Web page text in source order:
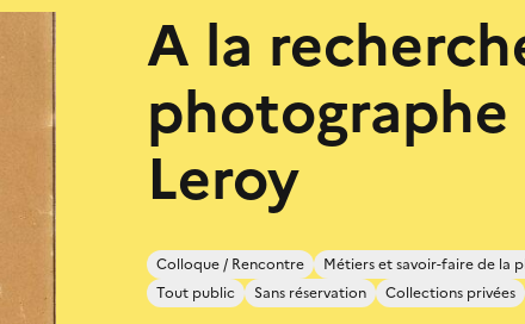
A la
Leroy
Colloque / Rencontre Métiers et savoir-faire de la
Tout public
Sans réservation Collections privées